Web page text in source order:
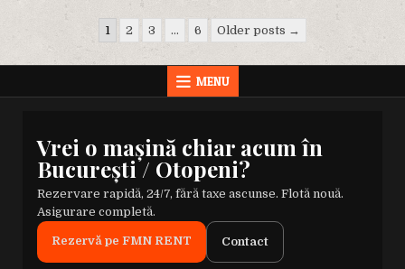
Paginație
articole
1 2 3 … 6 Older posts →
MENU
Vrei o mașină chiar acum în
București / Otopeni?
Rezervare rapidă, 24/7, fără taxe ascunse. Flotă nouă.
Asigurare completă.
Rezervă pe FMN RENT Contact